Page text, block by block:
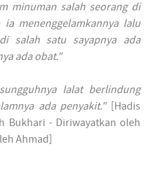
minuman salah seorang di
menenggelamkannya lalu
salah satu sayapnya ada
ada obat."
lalat berlindung
ada penyakit." [Hadis
Bukhari - Diriwayatkan oleh
Ahmad]